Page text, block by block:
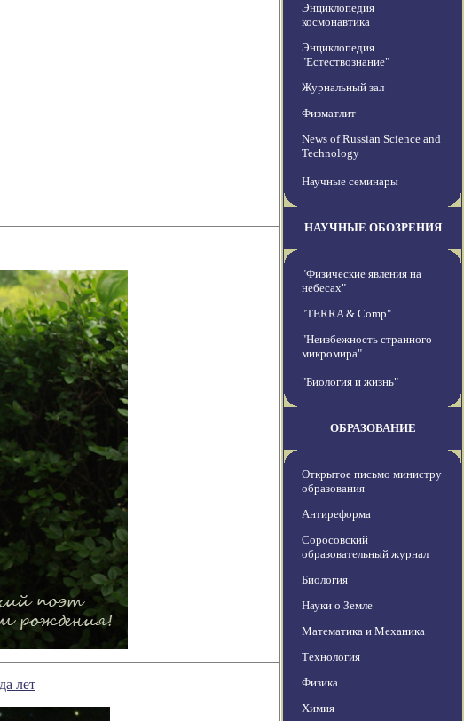
лет
Энциклопедия
космонавтика
Энциклопедия
"Естествознание"
Журнальный зал
Физматлит
News of Russian Science and
Technology
Научные семинары
НАУЧНЫЕ ОБОЗРЕНИЯ
"Физические явления на
небесах"
"TERRA & Comp"
"Неизбежность странного
микромира"
"Биология и жизнь"
ОБРАЗОВАНИЕ
Открытое письмо министру
образования
Антиреформа
Соросовский
образовательный журнал
Биология
Науки о Земле
Математика и Механика
Технология
Физика
Химия